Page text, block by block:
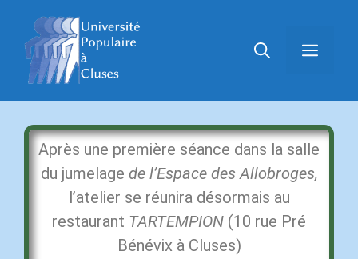
Après une première séance dans la salle
du jumelage de l’Espace des Allobroges,
l’atelier se réunira désormais au
restaurant TARTEMPION (10 rue Pré
Bénévix à Cluses)